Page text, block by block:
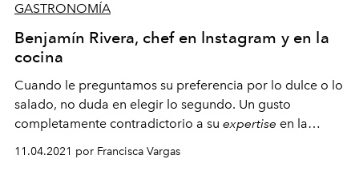
GASTRONOMÍA
Benjamín Rivera, chef en lnstagram y en la
cocina
Cuando le preguntamos su preferencia por lo dulce o lo
salado, no duda en elegir lo segundo. Un gusto
completamente contradictorio a su expertise en la
11.04.2021 por Francisca Vargas